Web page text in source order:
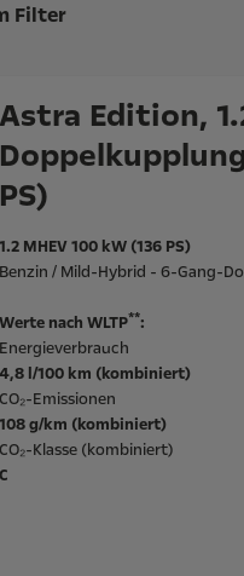
Filter
Astra Edition,
PS)
1.2 MHEV 100 kW (136 PS)
Benzin / Mild-Hybrid - 6-Gang-
Werte nach WLTP**:
Energieverbrauch
4,8 l/100 km (kombiniert)
CO₂-Emissionen
108 g/km (kombiniert)
CO₂-Klasse (kombiniert)
C